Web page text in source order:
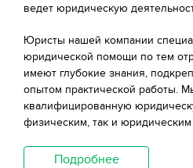
ведет юридическую
Юристы нашей компании
юридической помощи по тем
имеют глубокие знания,
опытом практической работы.
квалифицированную
физическим, так и
Подробнее